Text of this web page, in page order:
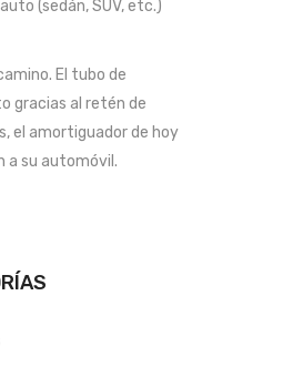
(sedán, SUV, etc.)
El tubo de
gracias al retén de
el amortiguador de hoy
a su automóvil.